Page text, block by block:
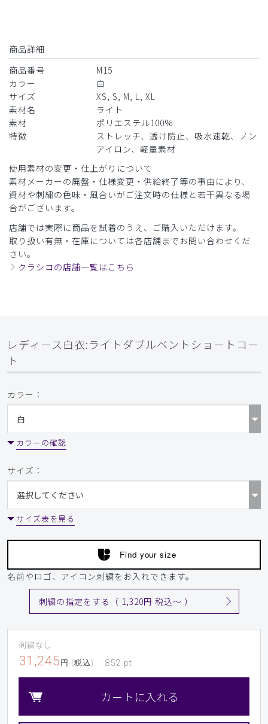
商品詳細
商品番号
M15
カラー
白
サイズ
XS, S, M, L, XL
素材名
ライト
素材
ポリエステル100%
特徴
ストレッチ、透け防止、吸水速乾、ノン
アイロン、軽量素材
使用素材の変更・仕上がりについて
素材メーカーの廃盤・仕様変更・供給終了等の事由により、
資材や刺繍の色味・風合いがご注文時の仕様と若干異なる場
合がございます。
店舗では実際に商品を試着のうえ、ご購入いただけます。
取り扱い有無・在庫については各店舗までお問い合わせくだ
さい。
クラシコの店舗一覧はこちら
レディース白衣:ライトダブルベントショートコー
ト
カラー：
カラーの確認
サイズ：
サイズ表を見る
Find your size
名前やロゴ、アイコン刺繍をお入れできます。
刺繍の指定をする（ 1,320円 税込〜 ）
刺繍なし
31,245 円 (税込) 852 pt
カートに入れる